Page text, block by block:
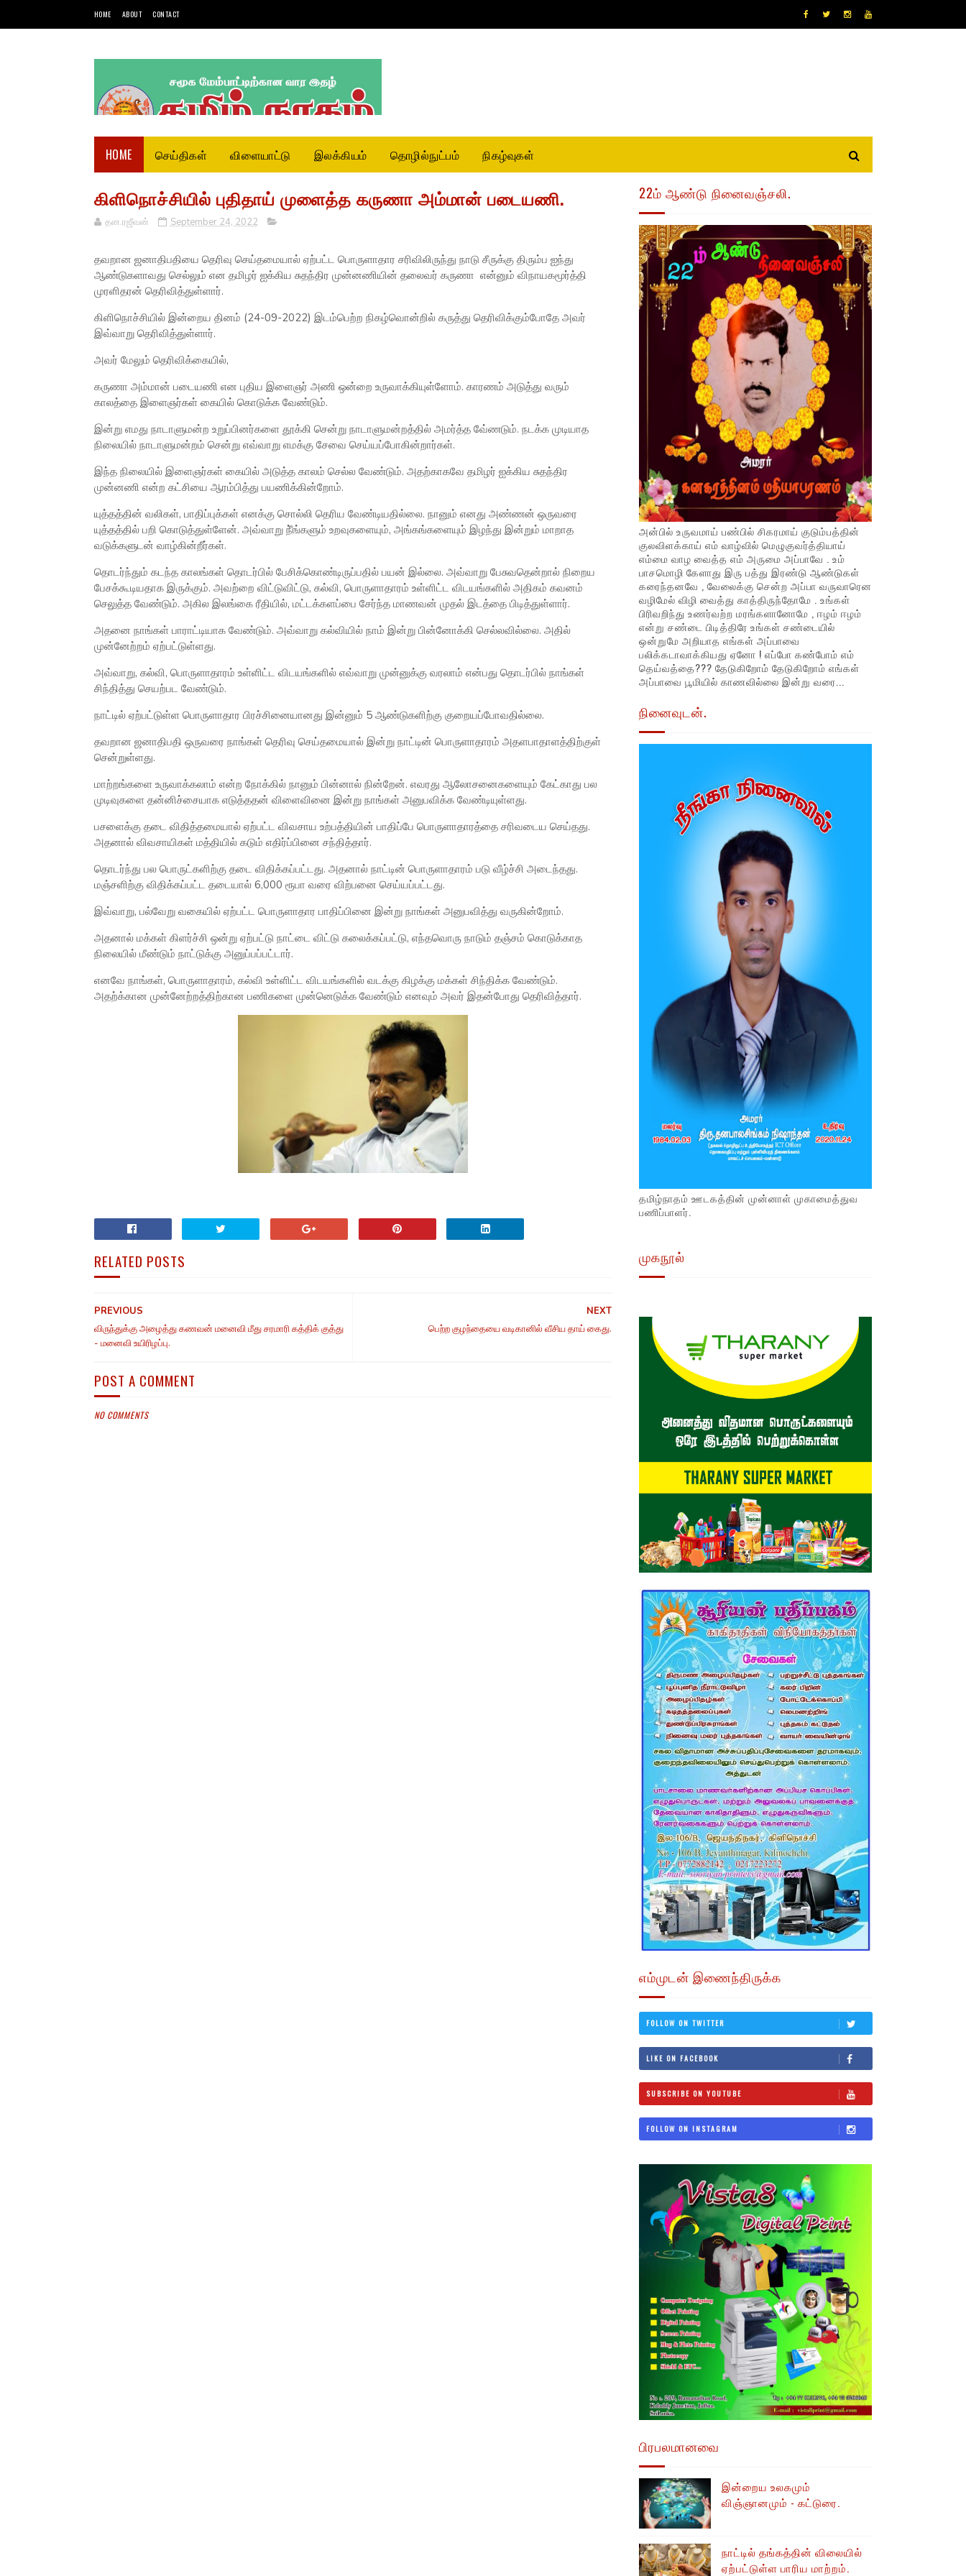
HOME ABOUT CONTACT
HOME செய்திகள் விளையாட்டு இலக்கியம் தொழில்நுட்பம் நிகழ்வுகள்
கிளிநொச்சியில் புதிதாய் முளைத்த கருணா அம்மான் படையணி.
தன.ரஜீவன் September 24, 2022
தவறான ஜனாதிபதியை தெரிவு செய்தமையால் ஏற்பட்ட பொருளாதார சரிவிலிருந்து நாடு சீருக்கு திரும்ப ஐந்து
ஆண்டுகளாவது செல்லும் என தமிழர் ஐக்கிய சுதந்திர முன்னணியின் தலைவர் கருணா என்னும் விநாயகமூர்த்தி
முரளிதரன் தெரிவித்துள்ளார்.
கிளிநொச்சியில் இன்றைய தினம் (24-09-2022) இடம்பெற்ற நிகழ்வொன்றில் கருத்து தெரிவிக்கும்போதே அவர்
இவ்வாறு தெரிவித்துள்ளார்.
அவர் மேலும் தெரிவிக்கையில்,
கருணா அம்மான் படையணி என புதிய இளைஞர் அணி ஒன்றை உருவாக்கியுள்ளோம். காரணம் அடுத்து வரும்
காலத்தை இளைஞர்கள் கையில் கொடுக்க வேண்டும்.
இன்று எமது நாடாளுமன்ற உறுப்பினர்களை தூக்கி சென்று நாடாளுமன்றத்தில் அமர்த்த வே்ணடும். நடக்க முடியாத
நிலையில் நாடாளுமன்றம் சென்று எவ்வாறு எமக்கு சேவை செய்யப்போகின்றார்கள்.
இந்த நிலையில் இளைஞர்கள் கையில் அடுத்த காலம் செல்ல வேண்டும். அதற்காகவே தமிழர் ஐக்கிய சுதந்திர
முன்னணி என்ற கட்சியை ஆரம்பித்து பயணிக்கின்றோம்.
யுத்தத்தின் வலிகள், பாதிப்புக்கள் எனக்கு சொல்லி தெரிய வேண்டியதில்லை. நானும் எனது அண்ணன் ஒருவரை
யுத்தத்தில் பறி கொடுத்துள்ளேன். அவ்வாறு நீ்ங்களும் உறவுகளையும், அங்கங்களையும் இழந்து இன்றும் மாறாத
வடுக்களுடன் வாழ்கின்றீர்கள்.
தொடர்ந்தும் கடந்த காலங்கள் தொடர்பில் பேசிக்கொண்டிருப்பதில் பயன் இல்லை. அவ்வாறு பேசுவதென்றால் நிறைய
பேசக்கூடியதாக இருக்கும். அவற்றை விட்டுவிட்டு, கல்வி, பொருளாதாரம் உள்ளிட்ட விடயங்களில் அதிகம் கவனம்
செலுத்த வேண்டும். அகில இலங்கை ரீதியில், மட்டக்களப்பை சேர்ந்த மாணவன் முதல் இடத்தை பிடித்துள்ளார்.
அதனை நாங்கள் பாராட்டியாக வேண்டும். அவ்வாறு கல்வியில் நாம் இன்று பின்னோக்கி செல்லவில்லை. அதில்
முன்னேற்றம் ஏற்பட்டுள்ளது.
அவ்வாறு, கல்வி, பொருளாதாரம் உள்ளிட்ட விடயங்களில் எவ்வாறு முன்னுக்கு வரலாம் என்பது தொடர்பில் நாங்கள்
சிந்தித்து செயற்பட வேண்டும்.
நாட்டில் ஏற்பட்டுள்ள பொருளாதார பிரச்சினையானது இன்னும் 5 ஆண்டுகளிற்கு குறையப்போவதில்லை.
தவறான ஜனாதிபதி ஒருவரை நாங்கள் தெரிவு செய்தமையால் இன்று நாட்டின் பொருளாதாரம் அதளபாதாளத்திற்குள்
சென்றுள்ளது.
மாற்றங்களை உருவாக்கலாம் என்ற நோக்கில் நானும் பின்னால் நின்றேன். எவரது ஆலோசனைகளையும் கேட்காது பல
முடிவுகளை தன்னிச்சையாக எடுத்ததன் விளைவினை இன்று நாங்கள் அனுபவிக்க வேண்டியுள்ளது.
பசளைக்கு தடை விதித்தமையால் ஏற்பட்ட விவசாய உற்பத்தியின் பாதிப்பே பொருளாதாரத்தை சரிவடைய செய்தது.
அதனால் விவசாயிகள் மத்தியில் கடும் எதிர்ப்பினை சந்தித்தார்.
தொடர்ந்து பல பொருட்களிற்கு தடை விதிக்கப்பட்டது. அதனால் நாட்டின் பொருளாதாரம் படு வீழ்ச்சி அடைந்தது.
மஞ்சளிற்கு விதிக்கப்பட்ட தடையால் 6,000 ரூபா வரை விற்பனை செய்யப்பட்டது.
இவ்வாறு, பல்வேறு வகையில் ஏற்பட்ட பொருளாதார பாதிப்பினை இன்று நாங்கள் அனுபவித்து வருகின்றோம்.
அதனால் மக்கள் கிளர்ச்சி ஒன்று ஏற்பட்டு நாட்டை விட்டு கலைக்கப்பட்டு, எந்தவொரு நாடும் தஞ்சம் கொடுக்காத
நிலையில் மீண்டும் நாட்டுக்கு அனுப்பப்பட்டார்.
எனவே நாங்கள், பொருளாதாரம், கல்வி உள்ளிட்ட விடயங்களில் வடக்கு கிழக்கு மக்கள் சிந்திக்க வேண்டும்.
அதற்க்கான முன்னேற்றத்திற்கான பணிகளை முன்னெடுக்க வேண்டும் எனவும் அவர் இதன்போது தெரிவித்தார்.
RELATED POSTS
NEXT
பெற்ற குழந்தையை வடிகானில் வீசிய தாய் கைது.
PREVIOUS
விருந்துக்கு அழைத்து கணவன் மனைவி மீது சரமாரி கத்திக் குத்து
- மனைவி உயிரிழப்பு.
POST A COMMENT
NO COMMENTS
22ம் ஆண்டு நினைவஞ்சலி.
அன்பில் உருவமாய் பண்பில் சிகரமாய் குடும்பத்தின்
குலவிளக்காய் எம் வாழ்வில் மெழுகுவர்த்தியாய்
எம்மை வாழ வைத்த எம் அருமை அப்பாவே . உம்
பாசமொழி கேளாது இரு பத்து இரண்டு ஆண்டுகள்
கரைந்தனவே , வேலைக்கு சென்ற அப்பா வருவாரென
வழிமேல் விழி வைத்து காத்திருந்தோமே . உங்கள்
பிரிவறிந்து உணர்வற்ற மரங்களானோமே , ஈழம் ஈழம்
என்று சண்டை பிடித்திரே உங்கள் சண்டையில்
ஒன்றுமே அறியாத எங்கள் அப்பாவை
பலிக்கடாவாக்கியது ஏனோ ! எப்போ கண்போம் எம்
தெய்வத்தை??? தேடுகிறோம் தேடுகிறோம் எங்கள்
அப்பாவை பூமியில் காணவில்லை இன்று வரை...
நினைவுடன்.
தமிழ்நாதம் ஊடகத்தின் முன்னாள் முகாமைத்துவ
பணிப்பாளர்.
முகநூல்
எம்முடன் இணைந்திருக்க
FOLLOW ON TWITTER
LIKE ON FACEBOOK
SUBSCRIBE ON YOUTUBE
FOLLOW ON INSTAGRAM
பிரபலமானவை
இன்றைய உலகமும்
விஞ்ஞானமும் - கட்டுரை.
நாட்டில் தங்கத்தின் விலையில்
ஏற்பட்டுள்ள பாரிய மாற்றம்.